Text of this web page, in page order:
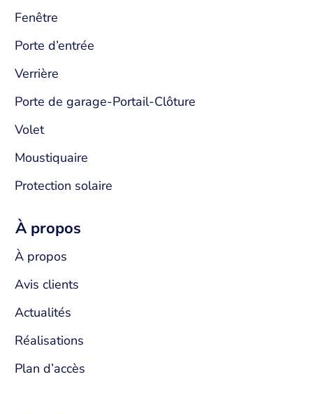
Fenêtre
Porte d’entrée
Verrière
Porte de garage-Portail-Clôture
Volet
Moustiquaire
Protection solaire
À propos
À propos
Avis clients
Actualités
Réalisations
Plan d’accès